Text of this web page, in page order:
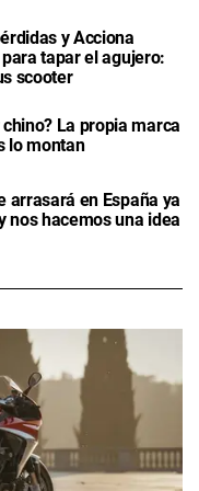
y Acciona
tapar el agujero:
scooter
La propia marca
lo montan
arrasará en España ya
nos hacemos una idea